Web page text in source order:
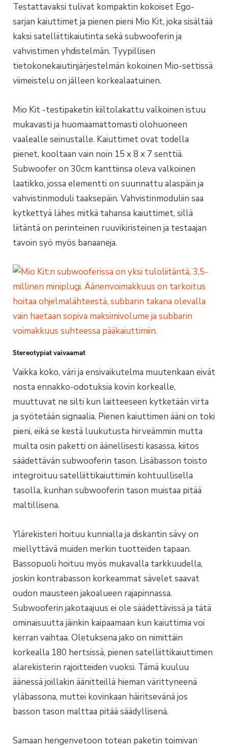
Testattavaksi tulivat kompaktin kokoiset Ego-
sarjan kaiuttimet ja pienen pieni Mio Kit, joka sisältää
kaksi satelliittikaiutinta sekä subwooferin ja
vahvistimen yhdistelmän. Tyypillisen
tietokonekaiutinjärjestelmän kokoinen Mio-settissä
viimeistelu on jälleen korkealaatuinen.
Mio Kit -testipaketin kiiltolakattu valkoinen istuu
mukavasti ja huomaamattomasti olohuoneen
vaalealle seinustalle. Kaiuttimet ovat todella
pienet, kooltaan vain noin 15 x 8 x 7 senttiä.
Subwoofer on 30cm kanttiinsa oleva valkoinen
laatikko, jossa elementti on suunnattu alaspäin ja
vahvistinmoduli taaksepäin. Vahvistinmoduliin saa
kytkettyä lähes mitkä tahansa kaiuttimet, sillä
liitäntä on perinteinen ruuvikiristeinen ja testaajan
tavoin syö myös banaaneja.
Stereotypiat vaivaamat
Vaikka koko, väri ja ensivaikutelma muutenkaan eivät
nosta ennakko-odotuksia kovin korkealle,
muuttuvat ne silti kun laitteeseen kytketään virta
ja syötetään signaalia. Pienen kaiuttimen ääni on toki
pieni, eikä se kestä luukutusta hirveämmin mutta
muilta osin paketti on äänellisesti kasassa, kiitos
säädettävän subwooferin tason. Lisäbasson toisto
integroituu satelliittikaiuttimiin kohtuullisella
tasolla, kunhan subwooferin tason muistaa pitää
maltillisena.
Ylärekisteri hoituu kunnialla ja diskantin sävy on
miellyttävä muiden merkin tuotteiden tapaan.
Bassopuoli hoituu myös mukavalla tarkkuudella,
joskin kontrabasson korkeammat sävelet saavat
oudon mausteen jakoalueen rajapinnassa.
Subwooferin jakotaajuus ei ole säädettävissä ja tätä
ominaisuutta jäinkin kaipaamaan kun kaiuttimia voi
kerran vaihtaa. Oletuksena jako on nimittäin
korkealla 180 hertsissä, pienen satelliittikaiuttimen
alarekisterin rajoitteiden vuoksi. Tämä kuuluu
äänessä joillakin äänitteillä hieman värittyneenä
yläbassona, muttei kovinkaan häiritsevänä jos
basson tason malttaa pitää säädyllisenä.
Samaan hengenvetoon totean paketin toimivan